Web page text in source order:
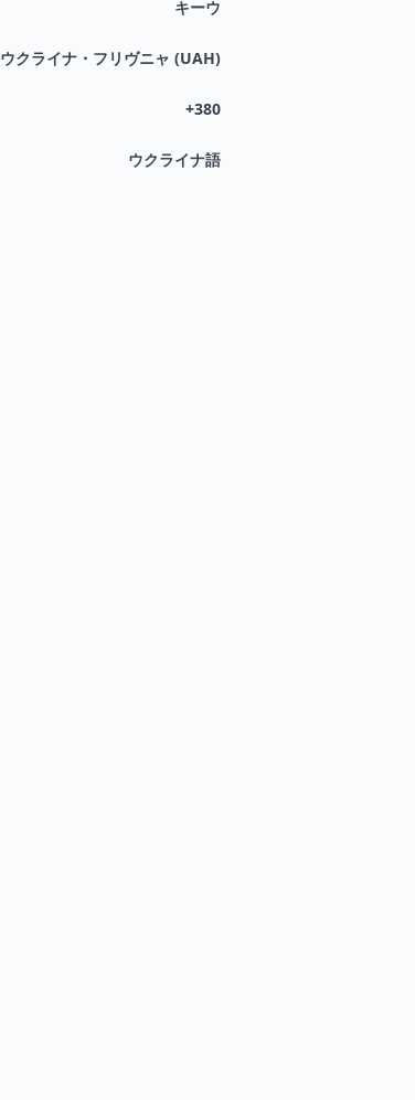
キーウ
ウクライナ・フリヴニャ (UAH)
+380
ウクライナ語